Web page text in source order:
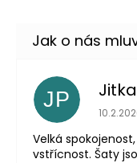
JP
Velká
vstřícnost. Šaty